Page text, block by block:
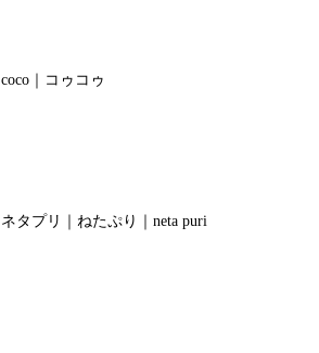
coco｜コゥコゥ
ネタプリ｜ねたぷり｜neta puri